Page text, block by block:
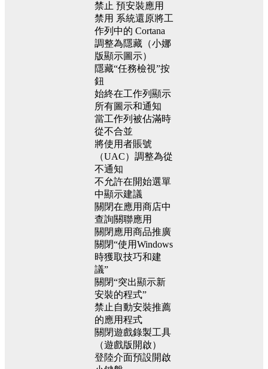
禁止 預安裝應用
禁用 系統還原將工
作列中的 Cortana
調整為隱藏（小娜
版顯示圖示）
隱藏“任務檢視”按
鈕
始終在工作列顯示
所有圖示和通知
當工作列被佔滿時
從不合並
將使用者賬號
（UAC）調整為從
不通知
不允許在開始選單
中顯示建議
關閉在應用商店中
查詢關聯應用
關閉應用商品推廣
關閉“使用Windows
時獲取技巧和建
議”
關閉“突出顯示新
安裝的程式”
禁止自動安裝推薦
的應用程式
關閉遊戲錄製工具
（遊戲版開啟）
登陸介面預設開啟